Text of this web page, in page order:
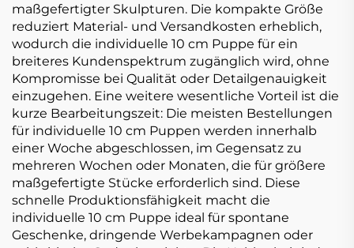
maßgefertigter Skulpturen. Die kompakte Größe
reduziert Material- und Versandkosten erheblich,
wodurch die individuelle 10 cm Puppe für ein
breiteres Kundenspektrum zugänglich wird, ohne
Kompromisse bei Qualität oder Detailgenauigkeit
einzugehen. Eine weitere wesentliche Vorteil ist die
kurze Bearbeitungszeit: Die meisten Bestellungen
für individuelle 10 cm Puppen werden innerhalb
einer Woche abgeschlossen, im Gegensatz zu
mehreren Wochen oder Monaten, die für größere
maßgefertigte Stücke erforderlich sind. Diese
schnelle Produktionsfähigkeit macht die
individuelle 10 cm Puppe ideal für spontane
Geschenke, dringende Werbekampagnen oder